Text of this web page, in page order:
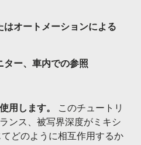
はオートメーションによる
ター、車内での参照
用します。
このチュートリ
ンス、被写界深度がミキシ
どのように相互作用するか